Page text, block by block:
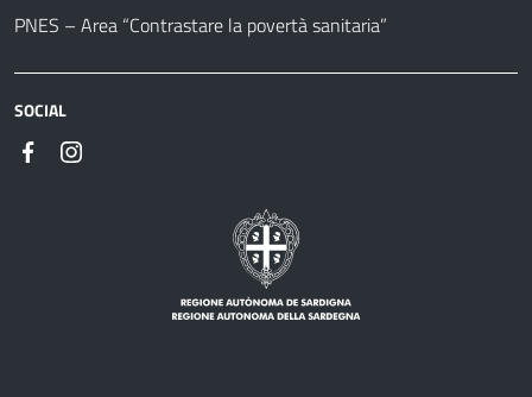
PNES – Area “Contrastare la povertà sanitaria”
SOCIAL